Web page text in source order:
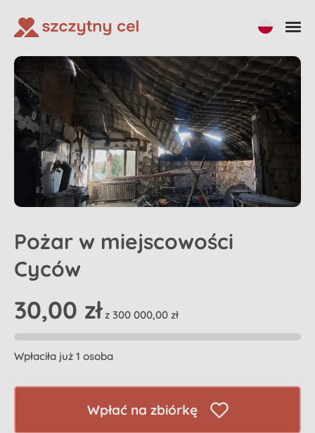
Pożar w miejscowości
Cyców
30,00 zł z 300 000,00 zł
Wpłaciła już 1 osoba
Wpłać na zbiórkę
Udostępnij Wpłać na zbiórkę